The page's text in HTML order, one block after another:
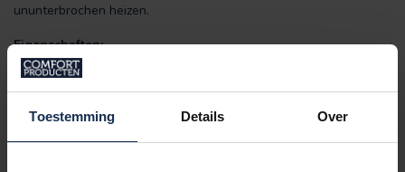
Toestemming Details Over
ununterbrochen heizen.
Eigenschaften:
Enthält 2 wiederaufladbare Batterien (7.4V 2. 200 oder
2.600 oder 3.000 mAh) und USB-Ladegerät.
Wahl des zusätzlichen Powerpacks:
So erhalten Sie
insgesamt 4x die 3.000 mAh Akkus und 2 Duo-Ladegeräte.
Große Heizfläche, über der Sohle der Hausschuhe